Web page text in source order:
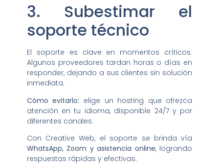
3. Subestimar el
soporte técnico
El soporte es clave en momentos críticos.
Algunos proveedores tardan horas o días en
responder, dejando a sus clientes sin solución
inmediata.
Cómo evitarlo: elige un hosting que ofrezca
atención en tu idioma, disponible 24/7 y por
diferentes canales.
Con Creative Web, el soporte se brinda vía
WhatsApp, Zoom y asistencia online, logrando
respuestas rápidas y efectivas.